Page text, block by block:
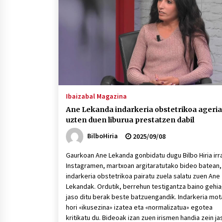
protagonista
2026/07/16
POTTO: San Pedro jaietako bertso-
saioa
2026/07/09
Auritz Iñurrietaren margoak
ikusgai Uribitarte40 aretoan
Ibaizabal Magazina
Ane Lekanda indarkeria obstetrikoa
uzten duen liburua prestatzen dabil
BilboHiria
2025/09/08
Gaurkoan Ane Lekanda gonbidatu dugu Bilbo Hiria
Instagramen, martxoan argitaratutako bideo batean,
indarkeria obstetrikoa pairatu zuela salatu zuen Ane
Lekandak. Ordutik, berrehun testigantza baino
jaso ditu berak beste batzuengandik. Indarkeria
hori «ikusezina» izatea eta «normalizatua» egotea
kritikatu du. Bideoak izan zuen irismen handia zein